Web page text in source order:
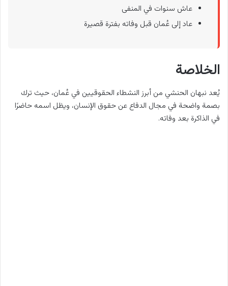
عاش سنوات في المنفى
عاد إلى عُمان قبل وفاته بفترة قصيرة
الخلاصة
يُعد نبهان الحنشي من أبرز النشطاء الحقوقيين في عُمان، حيث ترك
بصمة واضحة في مجال الدفاع عن حقوق الإنسان، ويظل اسمه حاضرًا
في الذاكرة بعد وفاته.